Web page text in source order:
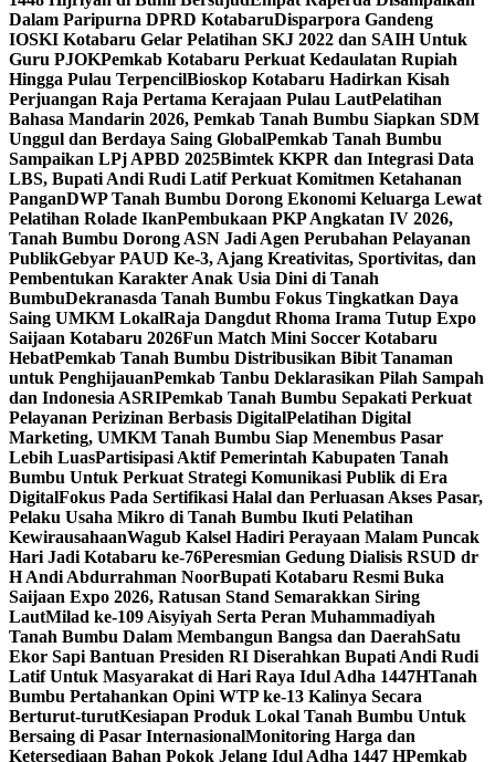
Dalam Paripurna DPRD KotabaruDisparpora Gandeng
IOSKI Kotabaru Gelar Pelatihan SKJ 2022 dan SAIH Untuk
Guru PJOKPemkab Kotabaru Perkuat Kedaulatan Rupiah
Hingga Pulau TerpencilBioskop Kotabaru Hadirkan Kisah
Perjuangan Raja Pertama Kerajaan Pulau LautPelatihan
Bahasa Mandarin 2026, Pemkab Tanah Bumbu Siapkan SDM
Unggul dan Berdaya Saing GlobalPemkab Tanah Bumbu
Sampaikan LPj APBD 2025Bimtek KKPR dan Integrasi Data
LBS, Bupati Andi Rudi Latif Perkuat Komitmen Ketahanan
PanganDWP Tanah Bumbu Dorong Ekonomi Keluarga Lewat
Pelatihan Rolade IkanPembukaan PKP Angkatan IV 2026,
Tanah Bumbu Dorong ASN Jadi Agen Perubahan Pelayanan
PublikGebyar PAUD Ke-3, Ajang Kreativitas, Sportivitas, dan
Pembentukan Karakter Anak Usia Dini di Tanah
BumbuDekranasda Tanah Bumbu Fokus Tingkatkan Daya
Saing UMKM LokalRaja Dangdut Rhoma Irama Tutup Expo
Saijaan Kotabaru 2026Fun Match Mini Soccer Kotabaru
HebatPemkab Tanah Bumbu Distribusikan Bibit Tanaman
untuk PenghijauanPemkab Tanbu Deklarasikan Pilah Sampah
dan Indonesia ASRIPemkab Tanah Bumbu Sepakati Perkuat
Pelayanan Perizinan Berbasis DigitalPelatihan Digital
Marketing, UMKM Tanah Bumbu Siap Menembus Pasar
Lebih LuasPartisipasi Aktif Pemerintah Kabupaten Tanah
Bumbu Untuk Perkuat Strategi Komunikasi Publik di Era
DigitalFokus Pada Sertifikasi Halal dan Perluasan Akses Pasar,
Pelaku Usaha Mikro di Tanah Bumbu Ikuti Pelatihan
KewirausahaanWagub Kalsel Hadiri Perayaan Malam Puncak
Hari Jadi Kotabaru ke-76Peresmian Gedung Dialisis RSUD dr
H Andi Abdurrahman NoorBupati Kotabaru Resmi Buka
Saijaan Expo 2026, Ratusan Stand Semarakkan Siring
LautMilad ke-109 Aisyiyah Serta Peran Muhammadiyah
Tanah Bumbu Dalam Membangun Bangsa dan DaerahSatu
Ekor Sapi Bantuan Presiden RI Diserahkan Bupati Andi Rudi
Latif Untuk Masyarakat di Hari Raya Idul Adha 1447HTanah
Bumbu Pertahankan Opini WTP ke-13 Kalinya Secara
Berturut-turutKesiapan Produk Lokal Tanah Bumbu Untuk
Bersaing di Pasar InternasionalMonitoring Harga dan
Ketersediaan Bahan Pokok Jelang Idul Adha 1447 HPemkab